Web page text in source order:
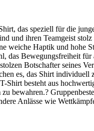
das speziell für die
ihren Teamgeist
weiche Haptik und hohe
das Bewegungsfreiheit
Botschafter seines
es, das Shirt individuell
Shirt besteht aus
bewahren.?
Anlässe wie